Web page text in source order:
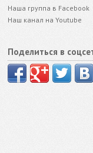
Наша группа в Facebook
Наш канал на Youtube
Поделиться в